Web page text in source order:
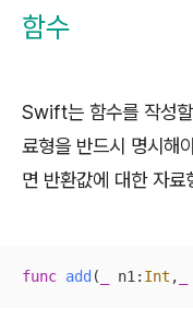
함수
Swift는 함수를 작성
료형을 반드시 명시해
면 반환값에 대한 자료
func add ( n1 : Int ,